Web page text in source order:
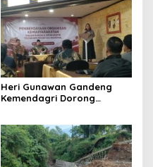
Pelayanan
Heri Gunawan Gandeng
Kemendagri Dorong